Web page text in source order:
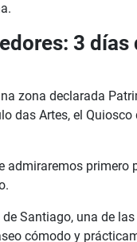
3
zona declarada
das Artes, el
Santiago, una de
cómodo y